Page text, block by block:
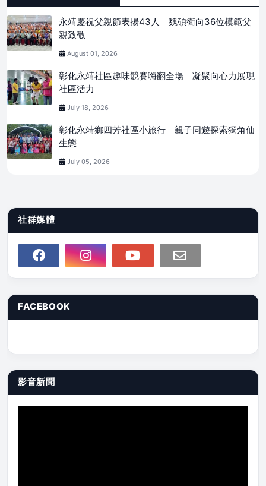
永靖慶祝父親節表揚43人 魏碩衛向36位模範父
親致敬
August 01, 2026
彰化永靖社區趣味競賽嗨翻全場 凝聚向心力展現
社區活力
July 18, 2026
彰化永靖鄉四芳社區小旅行 親子同遊探索獨角仙
生態
July 05, 2026
社群媒體
FACEBOOK
影音新聞